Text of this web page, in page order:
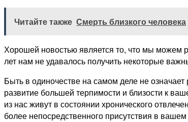
Читайте также Смерть близкого человека
Хорошей новостью является то, что мы можем
лет нам не удавалось получить некоторые
Быть в одиночестве на самом деле не
развитие большей терпимости и близости к
из нас живут в состоянии хронического
более непосредственного присутствия в